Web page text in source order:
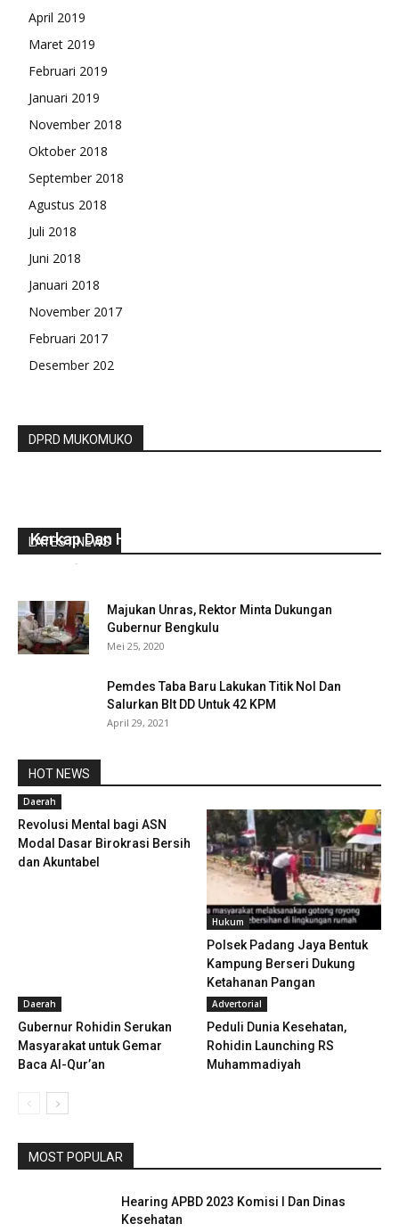
April 2019
Maret 2019
Februari 2019
Januari 2019
November 2018
Oktober 2018
September 2018
Agustus 2018
Juli 2018
Juni 2018
Januari 2018
November 2017
Februari 2017
Desember 202
DPRD MUKOMUKO
LATEST NEWS
Kerkap Dan Huluk Palik Masa Bakti 2020-2025
-
Majukan Unras, Rektor Minta Dukungan
Gubernur Bengkulu
Mei 25, 2020
Pemdes Taba Baru Lakukan Titik Nol Dan
Salurkan Blt DD Untuk 42 KPM
April 29, 2021
HOT NEWS
Daerah
Revolusi Mental bagi ASN
Modal Dasar Birokrasi Bersih
dan Akuntabel
Hukum
Polsek Padang Jaya Bentuk
Kampung Berseri Dukung
Ketahanan Pangan
Daerah
Gubernur Rohidin Serukan
Masyarakat untuk Gemar
Baca Al-Qur’an
Advertorial
Peduli Dunia Kesehatan,
Rohidin Launching RS
Muhammadiyah
MOST POPULAR
Hearing APBD 2023 Komisi I Dan Dinas
Kesehatan